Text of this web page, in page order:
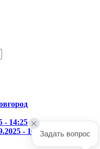
- 14:25
- 10:39Задать вопрос